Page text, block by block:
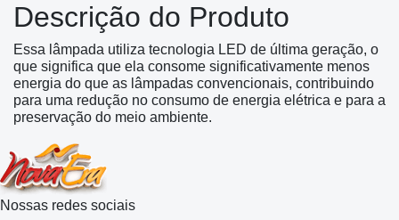
Descrição do Produto
Essa lâmpada utiliza tecnologia LED de última geração, o
que significa que ela consome significativamente menos
energia do que as lâmpadas convencionais, contribuindo
para uma redução no consumo de energia elétrica e para a
preservação do meio ambiente.
Nossas redes sociais